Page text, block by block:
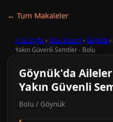
← Tum Makaleler
Ana Sayfa › Bolu Escort› Göynük›
Yakın Güvenli Semtler - Bolu
Göynük'da
Yakın Güvenli
Bolu / Göynük